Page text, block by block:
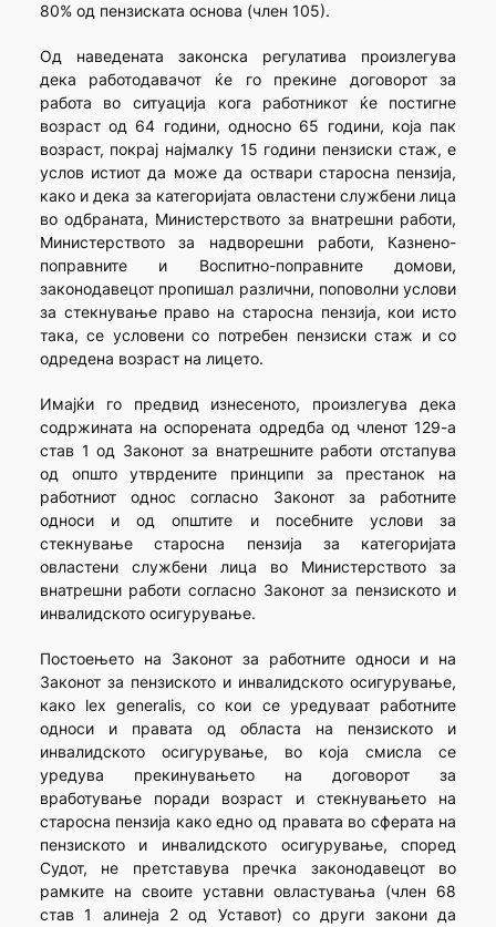
80% од пензиската основа (член 105).
Од наведената законска регулатива произлегува
дека работодавачот ќе го прекине договорот за
работа во ситуација кога работникот ќе постигне
возраст од 64 години, односно 65 години, која пак
возраст, покрај најмалку 15 години пензиски стаж, е
услов истиот да може да оствари старосна пензија,
како и дека за категоријата овластени службени лица
во одбраната, Министерството за внатрешни работи,
Министерството за надворешни работи, Казнено-
поправните и Воспитно-поправните домови,
законодавецот пропишал различни, поповолни услови
за стекнување право на старосна пензија, кои исто
така, се условени со потребен пензиски стаж и со
одредена возраст на лицето.
Имајќи го предвид изнесеното, произлегува дека
содржината на оспорената одредба од членот 129-а
став 1 од Законот за внатрешните работи отстапува
од општо утврдените принципи за престанок на
работниот однос согласно Законот за работните
односи и од општите и посебните услови за
стекнување старосна пензија за категоријата
овластени службени лица во Министерството за
внатрешни работи согласно Законот за пензиското и
инвалидското осигурување.
Постоењето на Законот за работните односи и на
Законот за пензиското и инвалидското осигурување,
како lex generalis, со кои се уредуваат работните
односи и правата од областа на пензиското и
инвалидското осигурување, во која смисла се
уредува прекинувањето на договорот за
вработување поради возраст и стекнувањето на
старосна пензија како едно од правата во сферата на
пензиското и инвалидското осигурување, според
Судот, не претставува пречка законодавецот во
рамките на своите уставни овластувања (член 68
став 1 алинеја 2 од Уставот) со други закони да